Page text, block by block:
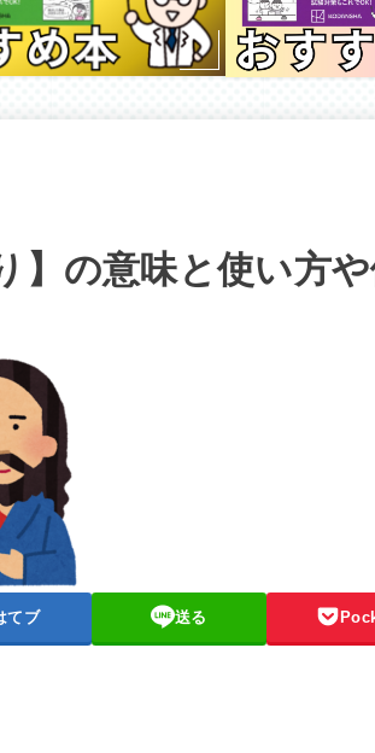
】の意味と使い方や
てブ 送る